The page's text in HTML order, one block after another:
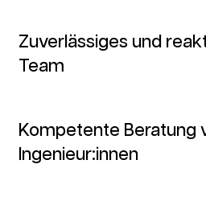
Zuverlässiges und
Team
Kompetente Beratung
Ingenieur:innen